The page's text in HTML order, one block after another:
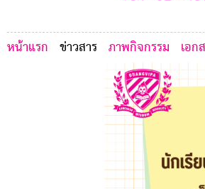
หน้าแรก ข่าวสาร ภาพกิจกรรม เอก